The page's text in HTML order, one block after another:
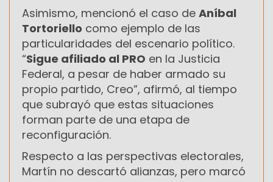
Asimismo, mencionó el caso de Aníbal
Tortoriello como ejemplo de las
particularidades del escenario político.
“Sigue afiliado al PRO en la Justicia
Federal, a pesar de haber armado su
propio partido, Creo”, afirmó, al tiempo
que subrayó que estas situaciones
forman parte de una etapa de
reconfiguración.
Respecto a las perspectivas electorales,
Martín no descartó alianzas, pero marcó